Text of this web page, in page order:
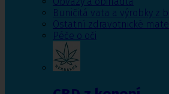
Buničitá vata a výrobky z
Ostatní zdravotnické
Péče o oči